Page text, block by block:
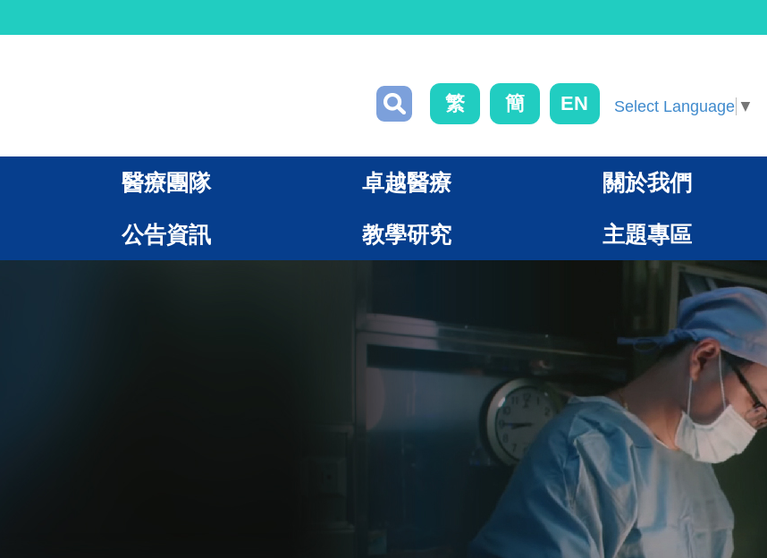
繁 簡 EN Select Language ▼
醫療團隊 卓越醫療 關於我們
公告資訊 教學研究 主題專區